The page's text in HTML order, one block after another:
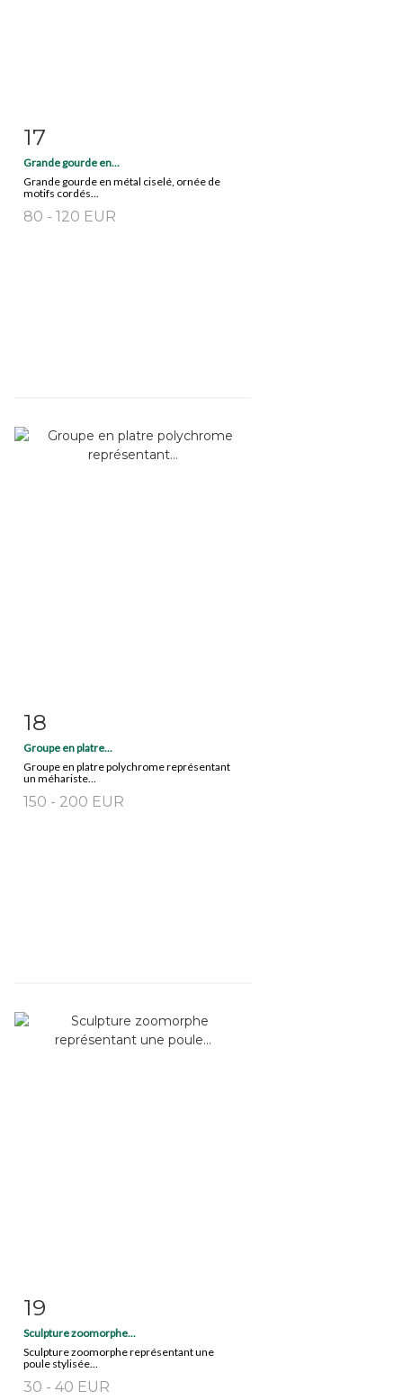
Fiche détaillée
17
Grande gourde en...
Grande gourde en métal ciselé, ornée de
motifs cordés...
80 - 120 EUR
Fiche détaillée
18
Groupe en platre...
Groupe en platre polychrome représentant
un méhariste...
150 - 200 EUR
Fiche détaillée
19
Sculpture zoomorphe...
Sculpture zoomorphe représentant une
poule stylisée...
30 - 40 EUR